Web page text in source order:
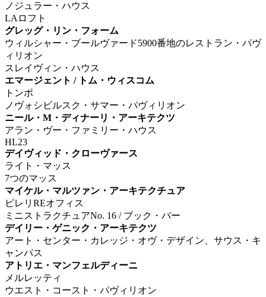
ノジュラー・ハウス
LAロフト
グレッグ・リン・フォーム
ウィルシャー・ブールヴァード5900番地のレストラン・パヴ
ィリオン
スレイヴィン・ハウス
エマージェント / トム・ウィスコム
トンボ
ノヴォシビルスク・サマー・パヴィリオン
ニール・M・ディナーリ・アーキテクツ
アラン・ヴー・ファミリー・ハウス
HL23
デイヴィッド・クローヴァース
ライト・マッス
7つのマッス
マイケル・マルツァン・アーキテクチュア
ピレリREオフィス
ミニストラクチュアNo. 16 / ブック・バー
デイリー・ゲニック・アーキテクツ
アート・センター・カレッジ・オヴ・デザイン、サウス・キ
ャンパス
アトリエ・マンフェルディーニ
メルレッティ
ウエスト・コースト・パヴィリオン